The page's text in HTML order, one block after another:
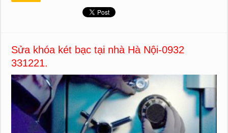
Sửa khóa két bạc tại nhà Hà Nội-0932
331221.